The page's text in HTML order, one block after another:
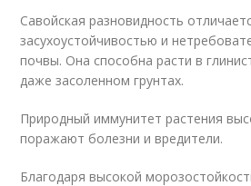
Савойская разновидность
засухоустойчивостью и
почвы. Она способна расти в
даже засоленном грунтах.
Природный иммунитет растения
поражают болезни и вредители.
Благодаря высокой